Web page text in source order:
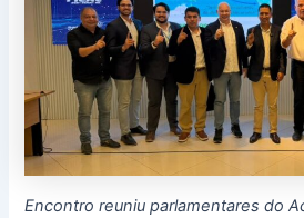
Encontro reuniu parlamentares do